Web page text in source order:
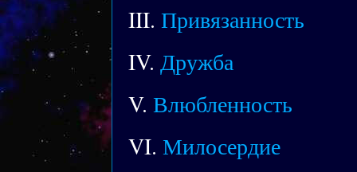
III. Привязанность
IV. Дружба
V. Влюбленность
VI. Милосердие